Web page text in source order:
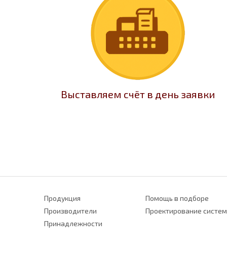
Выставляем счёт в день заявки
Продукция
Производители
Принадлежности
Помощь в подборе
Проектирование систем